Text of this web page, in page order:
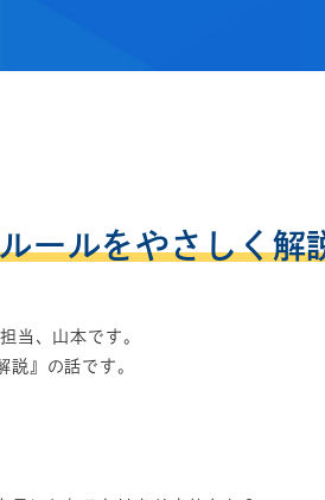
ールをやさしく解
当、山本です。
』の話です。